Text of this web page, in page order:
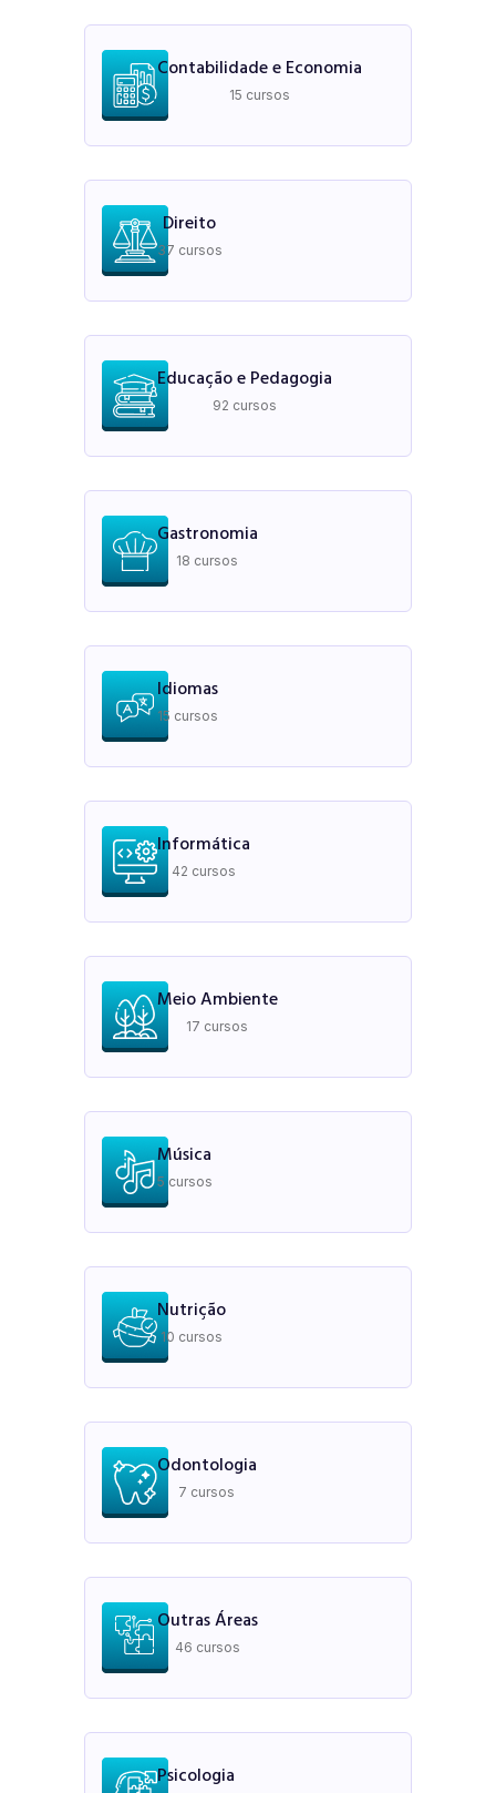
Contabilidade e Economia
15 cursos
Direito
37 cursos
Educação e Pedagogia
92 cursos
Gastronomia
18 cursos
Idiomas
15 cursos
Informática
42 cursos
Meio Ambiente
17 cursos
Música
5 cursos
Nutrição
10 cursos
Odontologia
7 cursos
Outras Áreas
46 cursos
Psicologia